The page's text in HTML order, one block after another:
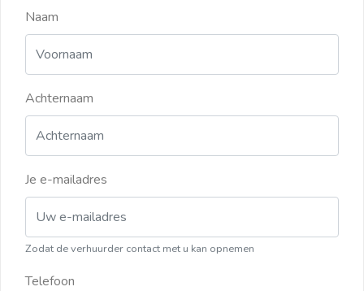
Naam
Achternaam
Je e-mailadres
Zodat de verhuurder contact met u kan opnemen
Telefoon